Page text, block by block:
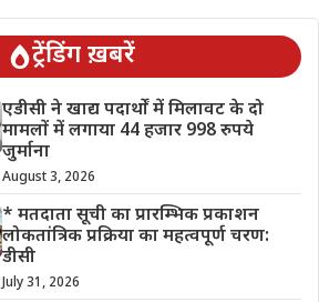
ट्रेंडिंग ख़बरें
एडीसी ने खाद्य पदार्थों में मिलावट के दो
मामलों में लगाया 44 हजार 998 रुपये
जुर्माना
August 3, 2026
* मतदाता सूची का प्रारम्भिक प्रकाशन
लोकतांत्रिक प्रक्रिया का महत्वपूर्ण चरण:
डीसी
July 31, 2026